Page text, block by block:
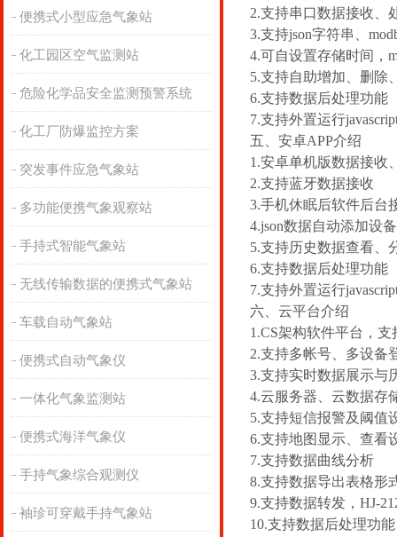
便携式小型应急气象站
化工园区空气监测站
危险化学品安全监测预警系统
化工厂防爆监控方案
突发事件应急气象站
多功能便携气象观察站
手持式智能气象站
无线传输数据的便携式气象站
车载自动气象站
便携式自动气象仪
一体化气象监测站
便携式海洋气象仪
手持气象综合观测仪
袖珍可穿戴手持气象站
2.支持串口数据接收、
3.支持json字符串、
4.可自设置存储时间，
5.支持自助增加、删除
6.支持数据后处理功能
7.支持外置运行
五、安卓APP介绍
1.安卓单机版数据接收
2.支持蓝牙数据接收
3.手机休眠后软件后台
4.json数据自动添加设
5.支持历史数据查看、
6.支持数据后处理功能
7.支持外置运行
六、云平台介绍
1.CS架构软件平台，
2.支持多帐号、多设备
3.支持实时数据展示与
4.云服务器、云数据存
5.支持短信报警及阈值
6.支持地图显示、查看
7.支持数据曲线分析
8.支持数据导出表格形
9.支持数据转发，HJ-
10.支持数据后处理功能